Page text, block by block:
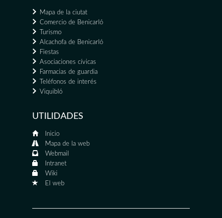
Mapa de la ciutat
Comercio de Benicarló
Turismo
Alcachofa de Benicarló
Fiestas
Asociaciones cívicas
Farmacias de guardia
Teléfonos de interés
Viquibló
UTILIDADES
Inicio
Mapa de la web
Webmail
Intranet
Wiki
El web